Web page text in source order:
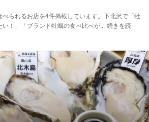
られるお店を4件掲載しています。下北沢で「牡
！」「ブランド牡蠣の食べ比べが
続きを読